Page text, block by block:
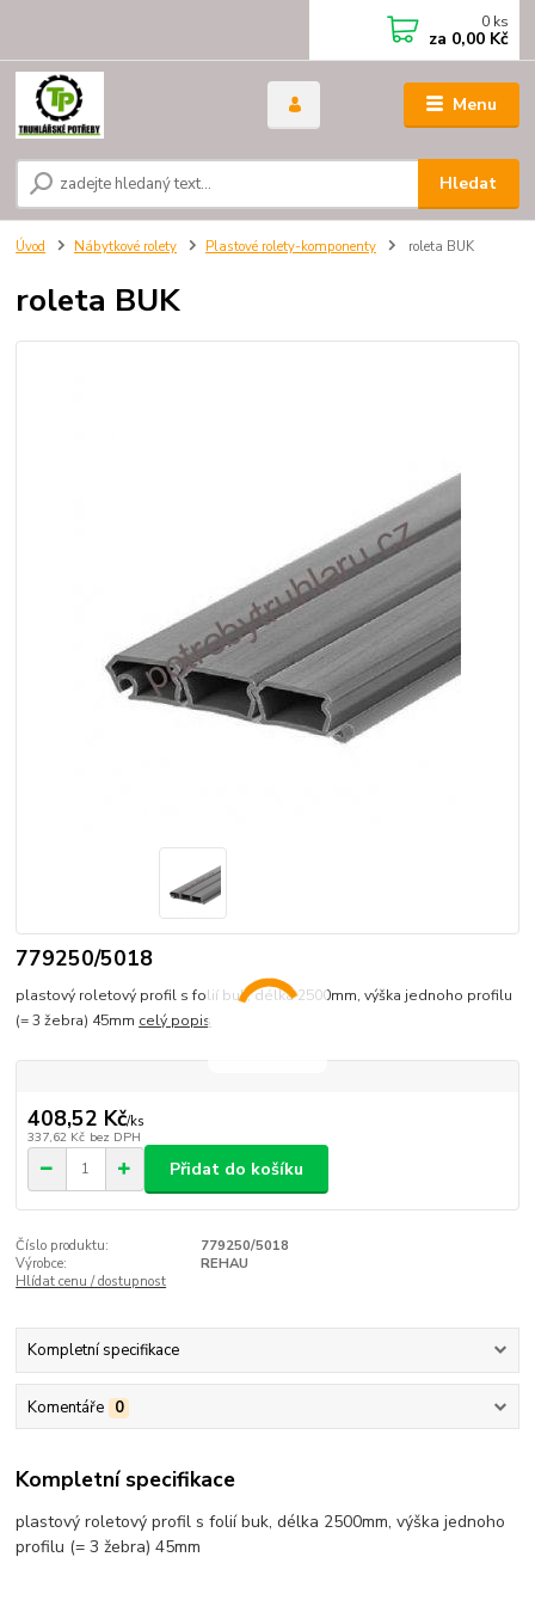
Menu
Hledat
0 ks
za 0,00 Kč
Úvod Nábytkové rolety Plastové rolety-komponenty roleta BUK
roleta BUK
779250/5018
plastový roletový profil s folií buk, délka 2500mm, výška jednoho profilu
(= 3 žebra) 45mm celý popis
408,52 Kč/ks
337,62 Kč bez DPH
Přidat do košíku
Číslo produktu:
779250/5018
Výrobce:
REHAU
Hlídat cenu / dostupnost
Kompletní specifikace
Komentáře 0
Kompletní specifikace
plastový roletový profil s folií buk, délka 2500mm, výška jednoho
profilu (= 3 žebra) 45mm